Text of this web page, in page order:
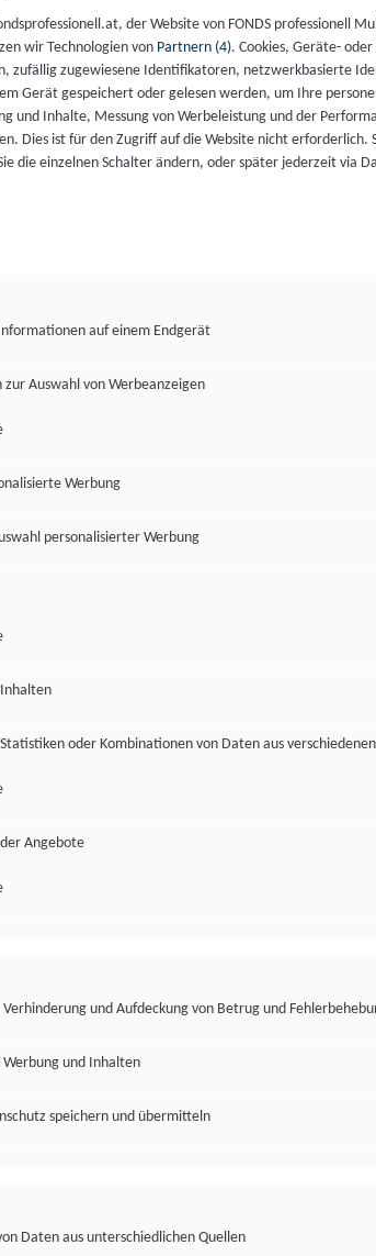
der Website von FONDS professionell
wir Technologien von Partnern (4). Cookies, Geräte-
zufällig zugewiesene Identifikatoren, netzwerkbasierte
Gerät gespeichert oder gelesen werden, um Ihre
und Inhalte, Messung von Werbeleistung und der
Dies ist für den Zugriff auf die Website nicht erforderlich.
die einzelnen Schalter ändern, oder später jederzeit via
auf einem Endgerät
Auswahl von Werbeanzeigen
Werbung
personalisierter Werbung
oder Kombinationen von Daten aus
Angebote
und Aufdeckung von Betrug und
und Inhalten
speichern und übermitteln
Daten aus unterschiedlichen Quellen